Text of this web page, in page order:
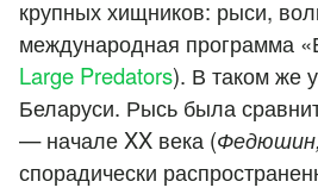
крупных хищников: рыси,
международная программа
Large Predators). В таком же
Беларуси. Рысь была
— начале XX века (
спорадически